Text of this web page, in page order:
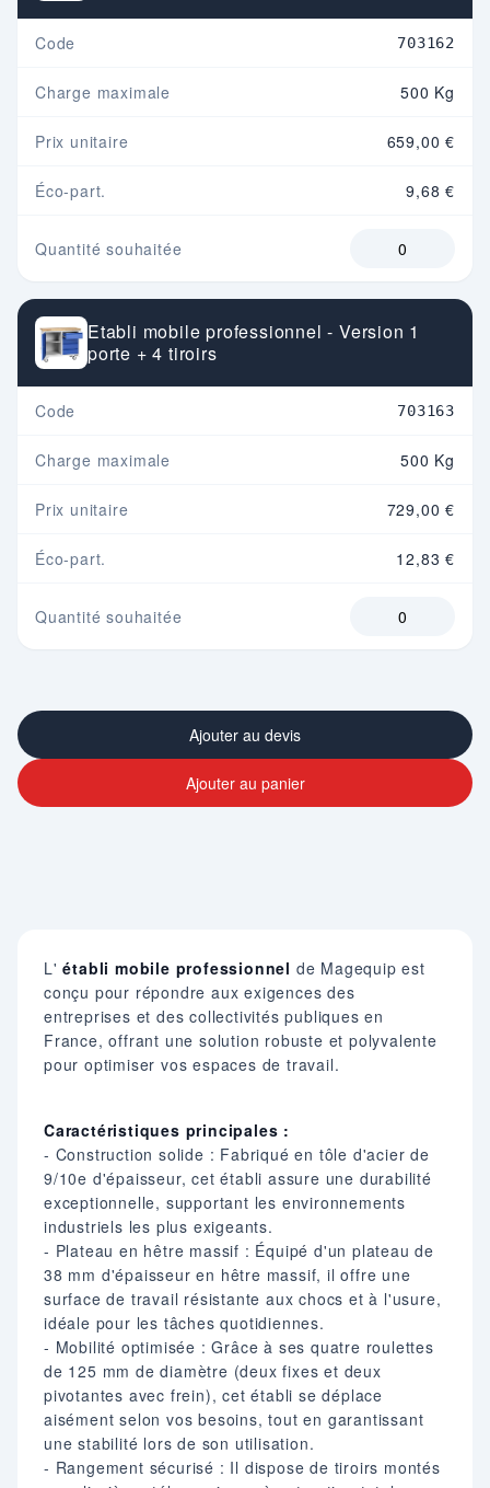
Code 703162
Charge maximale 500 Kg
Prix unitaire 659,00 €
Éco-part. 9,68 €
Quantité souhaitée
Etabli mobile professionnel - Version 1
porte + 4 tiroirs
Code 703163
Charge maximale 500 Kg
Prix unitaire 729,00 €
Éco-part. 12,83 €
Quantité souhaitée
Ajouter au devis
Ajouter au panier
L'établi mobile professionnel de Magequip est
conçu pour répondre aux exigences des
entreprises et des collectivités publiques en
France, offrant une solution robuste et polyvalente
pour optimiser vos espaces de travail.​
Caractéristiques principales :
- Construction solide : Fabriqué en tôle d'acier de
9/10e d'épaisseur, cet établi assure une durabilité
exceptionnelle, supportant les environnements
industriels les plus exigeants.​
- Plateau en hêtre massif : Équipé d'un plateau de
38 mm d'épaisseur en hêtre massif, il offre une
surface de travail résistante aux chocs et à l'usure,
idéale pour les tâches quotidiennes.​
- Mobilité optimisée : Grâce à ses quatre roulettes
de 125 mm de diamètre (deux fixes et deux
pivotantes avec frein), cet établi se déplace
aisément selon vos besoins, tout en garantissant
une stabilité lors de son utilisation.​
- Rangement sécurisé : Il dispose de tiroirs montés